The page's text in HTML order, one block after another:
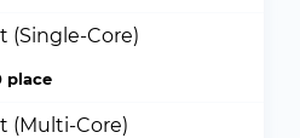
(Single-Core)
place
(Multi-Core)